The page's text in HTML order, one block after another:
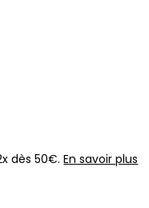
dès 50€.En savoir plus